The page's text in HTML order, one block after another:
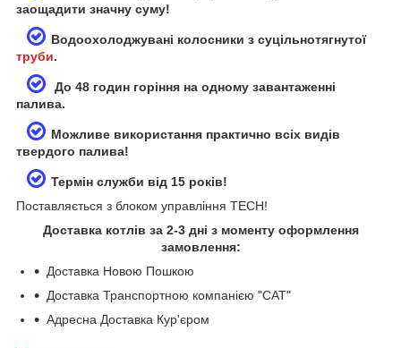
заощадити значну суму!
Водоохолоджувані колосники з суцільнотягнутої
труби.
До 48 годин горіння на одному завантаженні
палива.
Можливе використання практично всіх видів
твердого палива!
Термін служби від 15 років!
Поставляється з блоком управління TECH!
Доставка котлів за 2-3 дні з моменту оформлення
замовлення:
Доставка Новою Пошкою
Доставка Транспортною компанією "САТ"
Адресна Доставка Кур'єром